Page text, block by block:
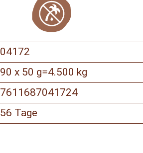
04172
90 x 50 g=4.500 kg
7611687041724
56 Tage